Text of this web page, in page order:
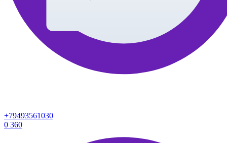
+79493561030
0 360